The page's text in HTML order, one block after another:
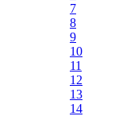
7
8
9
10
11
12
13
14